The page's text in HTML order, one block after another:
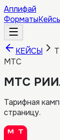
Аплифай
Форматы
КЕЙСЫ
МТС
МТС
Тарифная
страницу.